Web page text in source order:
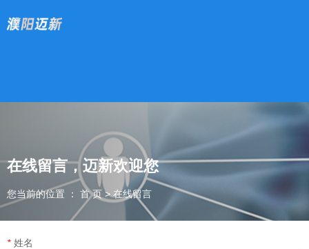
在线留言，迈新欢迎您
您当前的位置 ： 首 页 >在线留言
* 姓名